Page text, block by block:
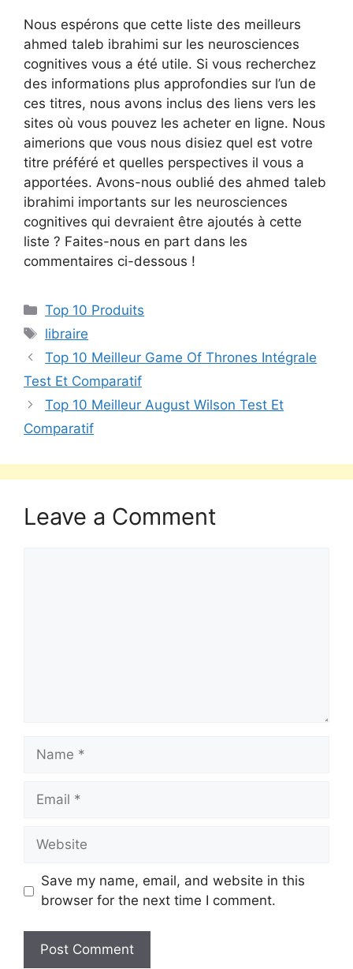
Nous espérons que cette liste des meilleurs
ahmed taleb ibrahimi sur les neurosciences
cognitives vous a été utile. Si vous recherchez
des informations plus approfondies sur l’un de
ces titres, nous avons inclus des liens vers les
sites où vous pouvez les acheter en ligne. Nous
aimerions que vous nous disiez quel est votre
titre préféré et quelles perspectives il vous a
apportées. Avons-nous oublié des ahmed taleb
ibrahimi importants sur les neurosciences
cognitives qui devraient être ajoutés à cette
liste ? Faites-nous en part dans les
commentaires ci-dessous !
Top 10 Produits
libraire
Top 10 Meilleur Game Of Thrones Intégrale
Test Et Comparatif
Top 10 Meilleur August Wilson Test Et
Comparatif
Leave a Comment
Save my name, email, and website in this
browser for the next time I comment.